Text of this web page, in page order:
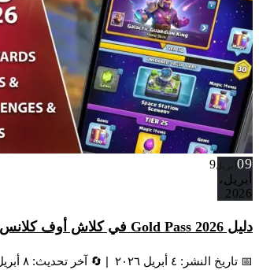
09أبريل9
أبريل،
2026
دليل Gold Pass 2026 في كلاش أوف كلانس: Hoggy Bank، Choice Nodes
📅 تاريخ النشر: ٤ أبريل ٢٠٢٦ | 🔄 آخر تحديث: ٨ أبريل ٢٠٢٦ | ✏️ ما الذي تغيّر: تحديث نقطة فتح...